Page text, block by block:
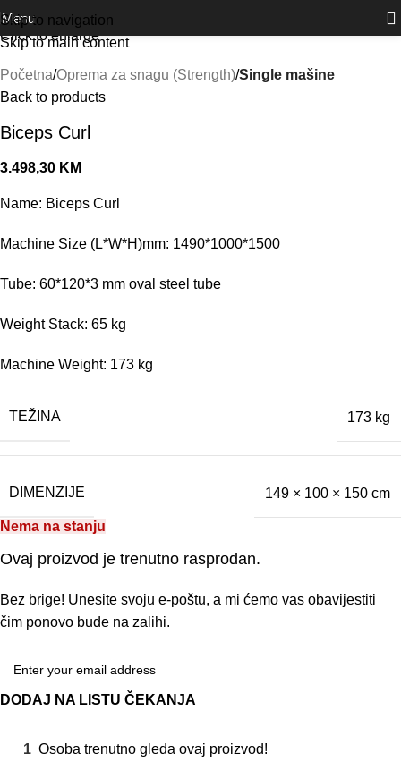
Skip to navigation
Skip to main content
Outlet
Menu
Click to enlarge
Početna Oprema za snagu (Strength) Single mašine
Back to products
Biceps Curl
3.498,30 KM
Name: Biceps Curl
Machine Size (L*W*H)mm: 1490*1000*1500
Tube: 60*120*3 mm oval steel tube
Weight Stack: 65 kg
Machine Weight: 173 kg
TEŽINA 173 kg
DIMENZIJE 149 × 100 × 150 cm
Nema na stanju
Ovaj proizvod je trenutno rasprodan.
Bez brige! Unesite svoju e-poštu, a mi ćemo vas obavijestiti
čim ponovo bude na zalihi.
DODAJ NA LISTU ČEKANJA
1 Osoba trenutno gleda ovaj proizvod!